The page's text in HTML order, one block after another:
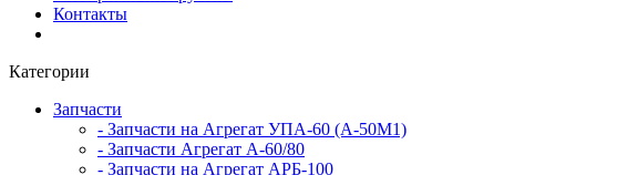
Контакты
Категории
Запчасти
- Запчасти на Агрегат УПА-60 (А-50М1)
- Запчасти Агрегат А-60/80
- Запчасти на Агрегат АРБ-100